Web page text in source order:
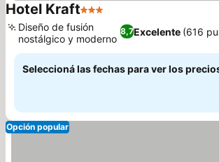
Hotel Kraft3 Estrellas
8,7Excelente (616
Diseño de fusión
nostálgico y moderno
Seleccioná las fechas para ver los
Opción popular